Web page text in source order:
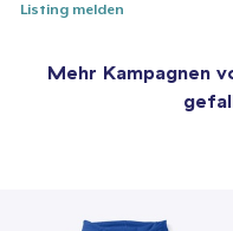
Listing melden
Mehr Kampagnen